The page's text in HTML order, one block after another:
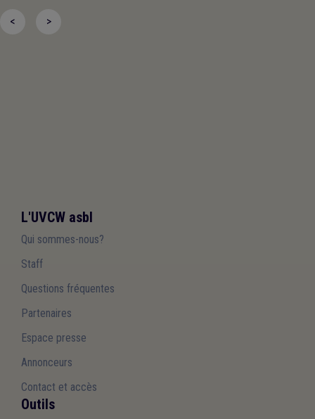
< >
L'UVCW asbl
Qui sommes-nous?
Staff
Questions fréquentes
Partenaires
Espace presse
Annonceurs
Contact et accès
Outils